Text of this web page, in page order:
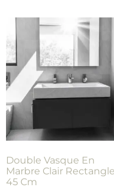
Double Vasque En
Marbre Clair Rectangle
45 Cm